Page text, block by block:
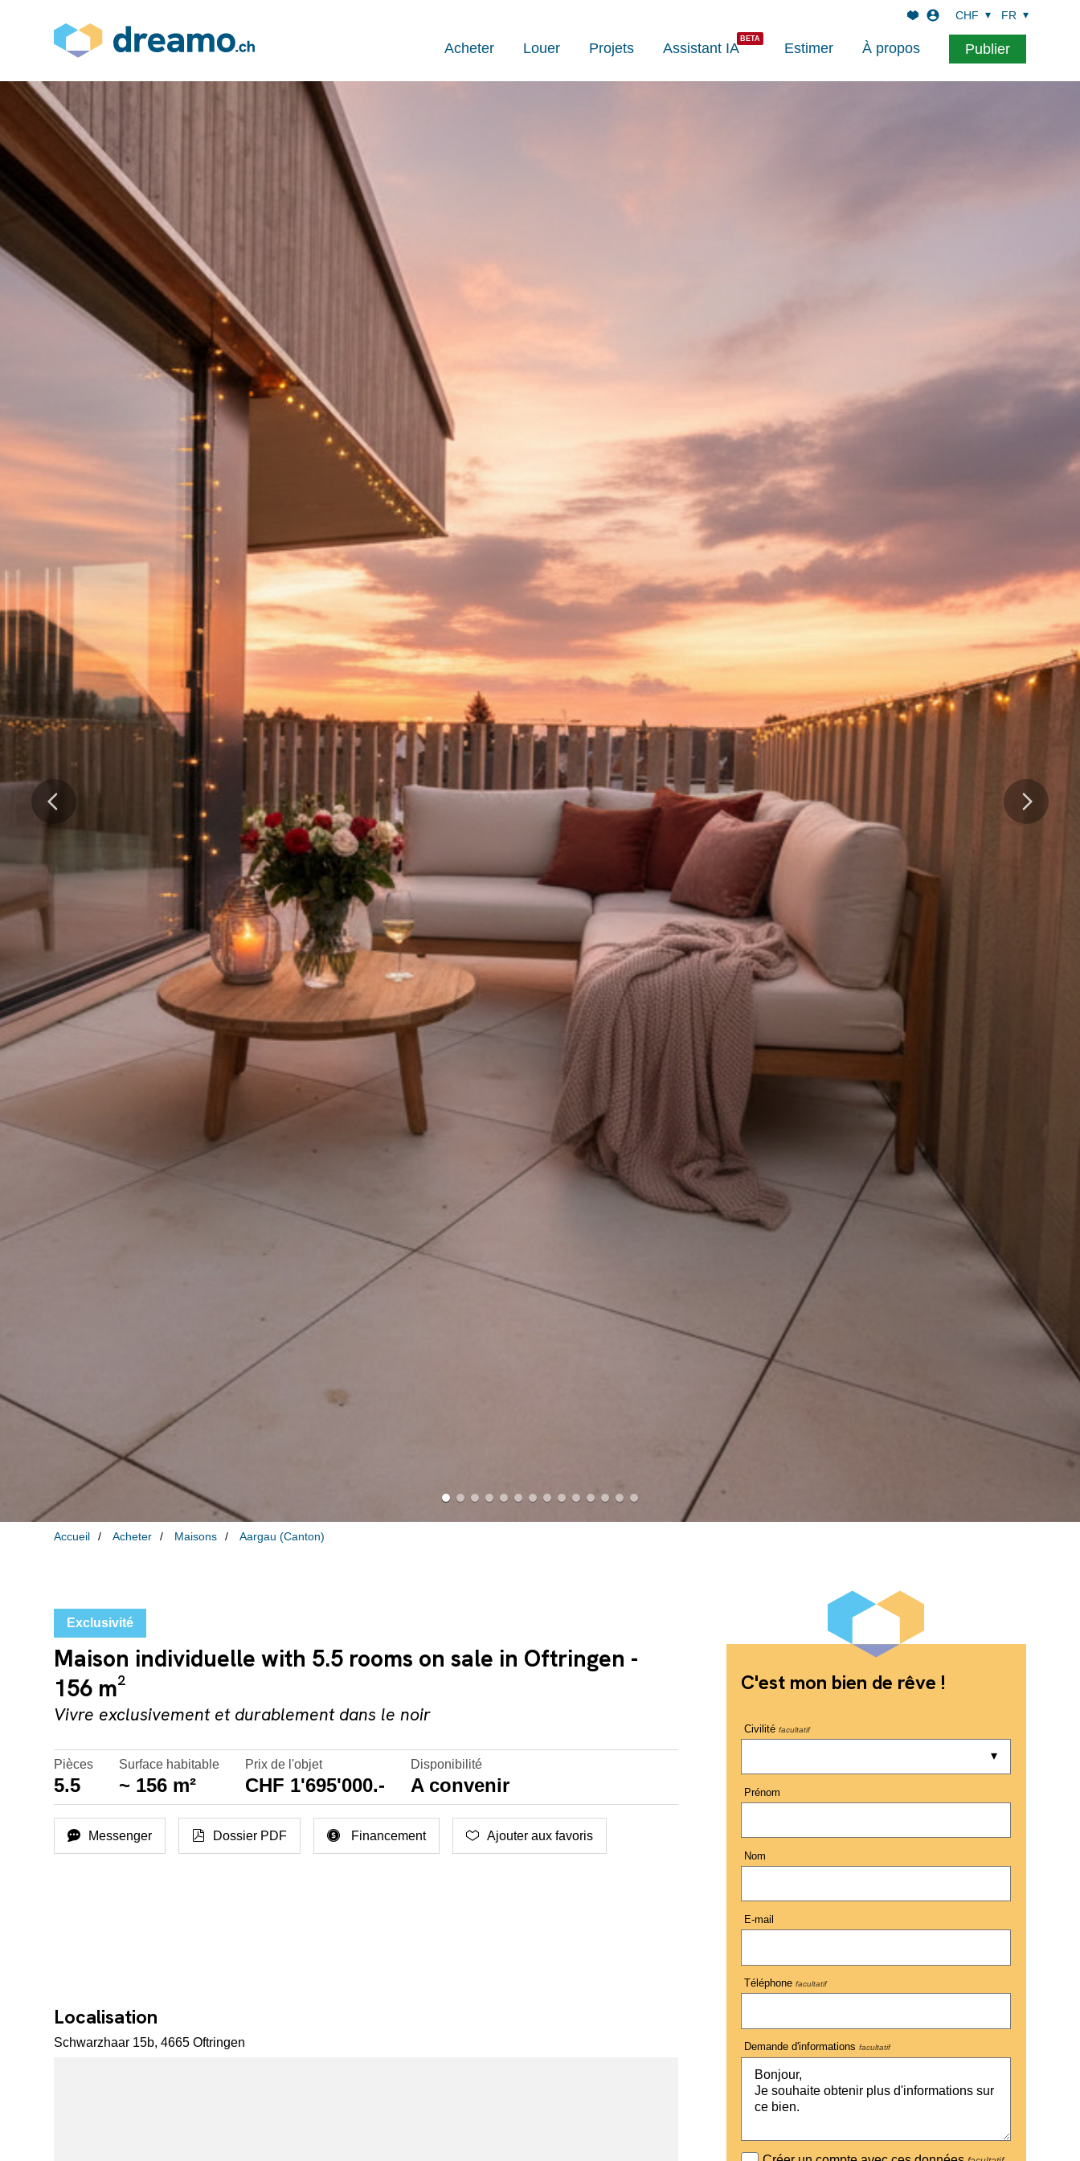
Acheter Louer Projets Assistant IA Estimer À propos Publier
CHF FR
Accueil Acheter Maisons Aargau (Canton)
Exclusivité
Maison individuelle with 5.5 rooms on sale in Oftringen -
156 m²
Vivre exclusivement et durablement dans le noir
Pièces
5.5
Surface habitable
~ 156 m²
Prix de l'objet
CHF 1'695'000.-
Disponibilité
A convenir
Messenger Dossier PDF Financement Ajouter aux favoris
Localisation
Schwarzhaar 15b, 4665 Oftringen
C'est mon bien de rêve !
Civilitéfacultatif
Prénom
Nom
E-mail
Téléphonefacultatif
Demande d'informationsfacultatif